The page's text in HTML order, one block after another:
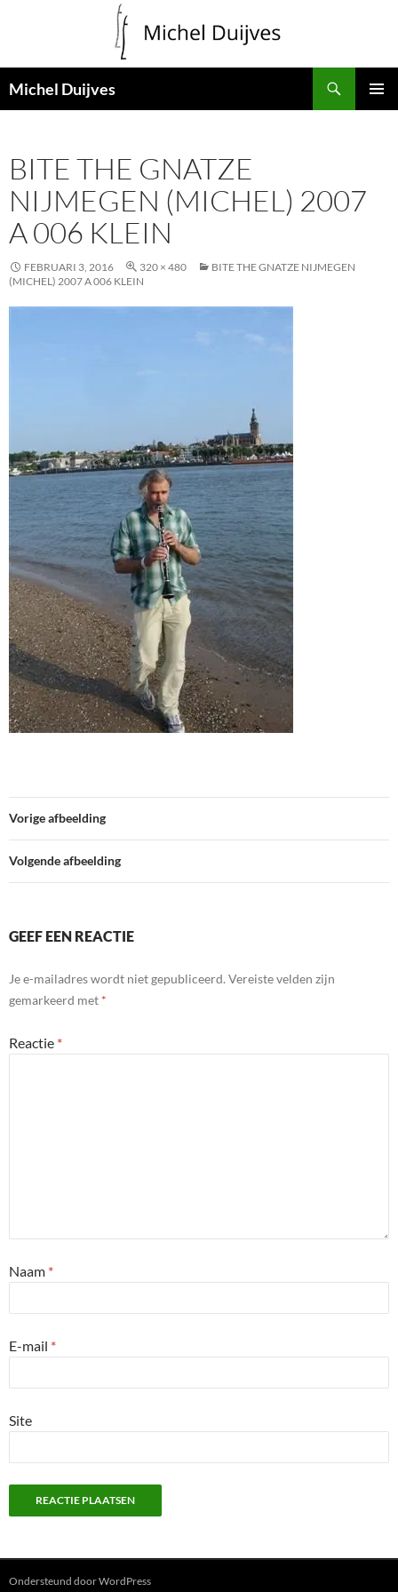
Michel Duijves
INHOUD
BITE THE GNATZE
NIJMEGEN (MICHEL) 2007
A 006 KLEIN
FEBRUARI 3, 2016 320 × 480
BITE THE GNATZE NIJMEGEN
(MICHEL) 2007 A 006 KLEIN
Vorige afbeelding
Volgende afbeelding
GEEF EEN REACTIE
Je e-mailadres wordt niet gepubliceerd.Vereiste velden zijn
gemarkeerd met *
Reactie *
Naam *
E-mail *
Site
Ondersteund door WordPress